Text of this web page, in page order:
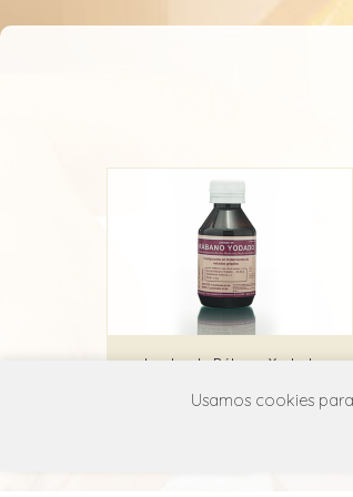
Jarabe de Rábano Yodado
Cifsa
Usamos cookies